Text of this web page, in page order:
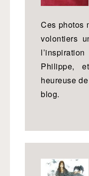
Ces photos
volontiers
Philippe,
heureuse
blog.